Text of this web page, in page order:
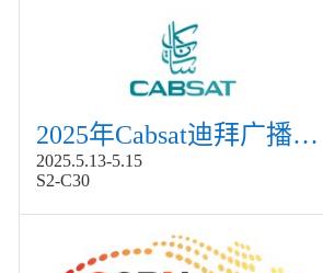
2025年Cabsat迪拜广播电视展
2025.5.13-5.15
S2-C30